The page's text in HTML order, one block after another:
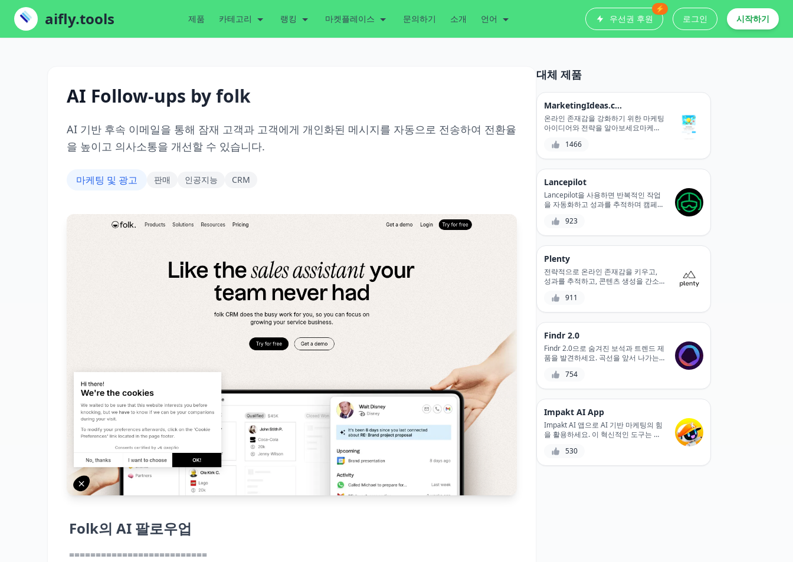
aifly.tools 제품 카테고리 랭킹 마켓플레이스 문의하기 소개 언어 우선권 후원
⚡
로그인 시작하기
AI Follow-ups by folk
AI 기반 후속 이메일을 통해 잠재 고객과 고객에게 개인화된 메시지를 자동으로 전송하여 전환율
을 높이고 의사소통을 개선할 수 있습니다.
마케팅 및 광고 판매 인공지능 CRM
Folk의 AI 팔로우업
==========================
대체 제품
MarketingIdeas.com
온라인 존재감을 강화하기 위한 마케팅
아이디어와 전략을 알아보세요마케팅
도움이 되는 통찰력, 트렌드 및 영감의
1466
Lancepilot
Lancepilot을 사용하면 반복적인 작업
을 자동화하고 성과를 추적하며 캠페인
계 업그레이드할 수 있습니다. 사용자
기 위해 전략을 최적화할 수 있습니다.
923
Plenty
전략적으로 온라인 존재감을 키우고,
성과를 추적하고, 콘텐츠 생성을 간소
디어 관리 도구인 Plenty를 만나보세요.
911
Findr 2.0
Findr 2.0으로 숨겨진 보석과 트렌드 제
품을 발견하세요. 곡선을 앞서 나가는
입니다. 고급 필터링과 영리한 알고리
754
Impakt AI App
Impakt AI 앱으로 AI 기반 마케팅의 힘
을 활용하세요. 이 혁신적인 도구는 고
데이터에 기반한 의사 결정을 내려 마
530